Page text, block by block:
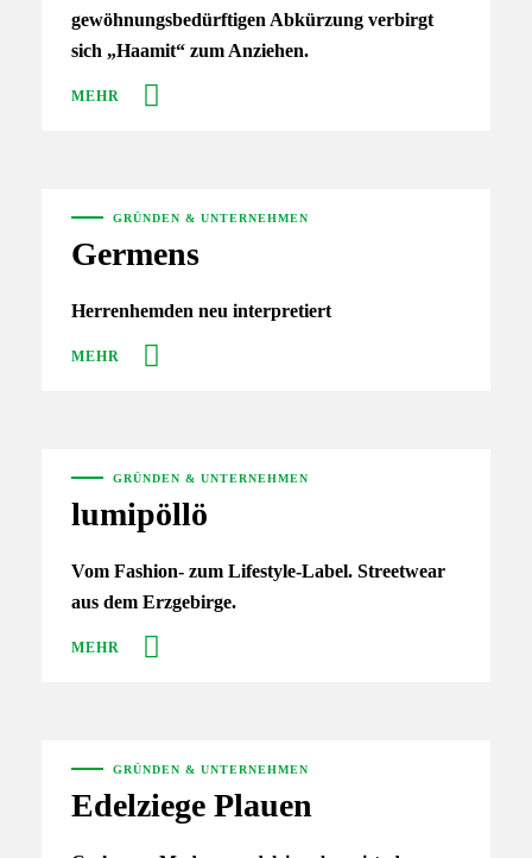
gewöhnungsbedürftigen Abkürzung verbirgt
sich „Haamit“ zum Anziehen.
MEHR
GRÜNDEN & UNTERNEHMEN
Germens
Herrenhemden neu interpretiert
MEHR
GRÜNDEN & UNTERNEHMEN
lumipöllö
Vom Fashion- zum Lifestyle-Label. Streetwear
aus dem Erzgebirge.
MEHR
GRÜNDEN & UNTERNEHMEN
Edelziege Plauen